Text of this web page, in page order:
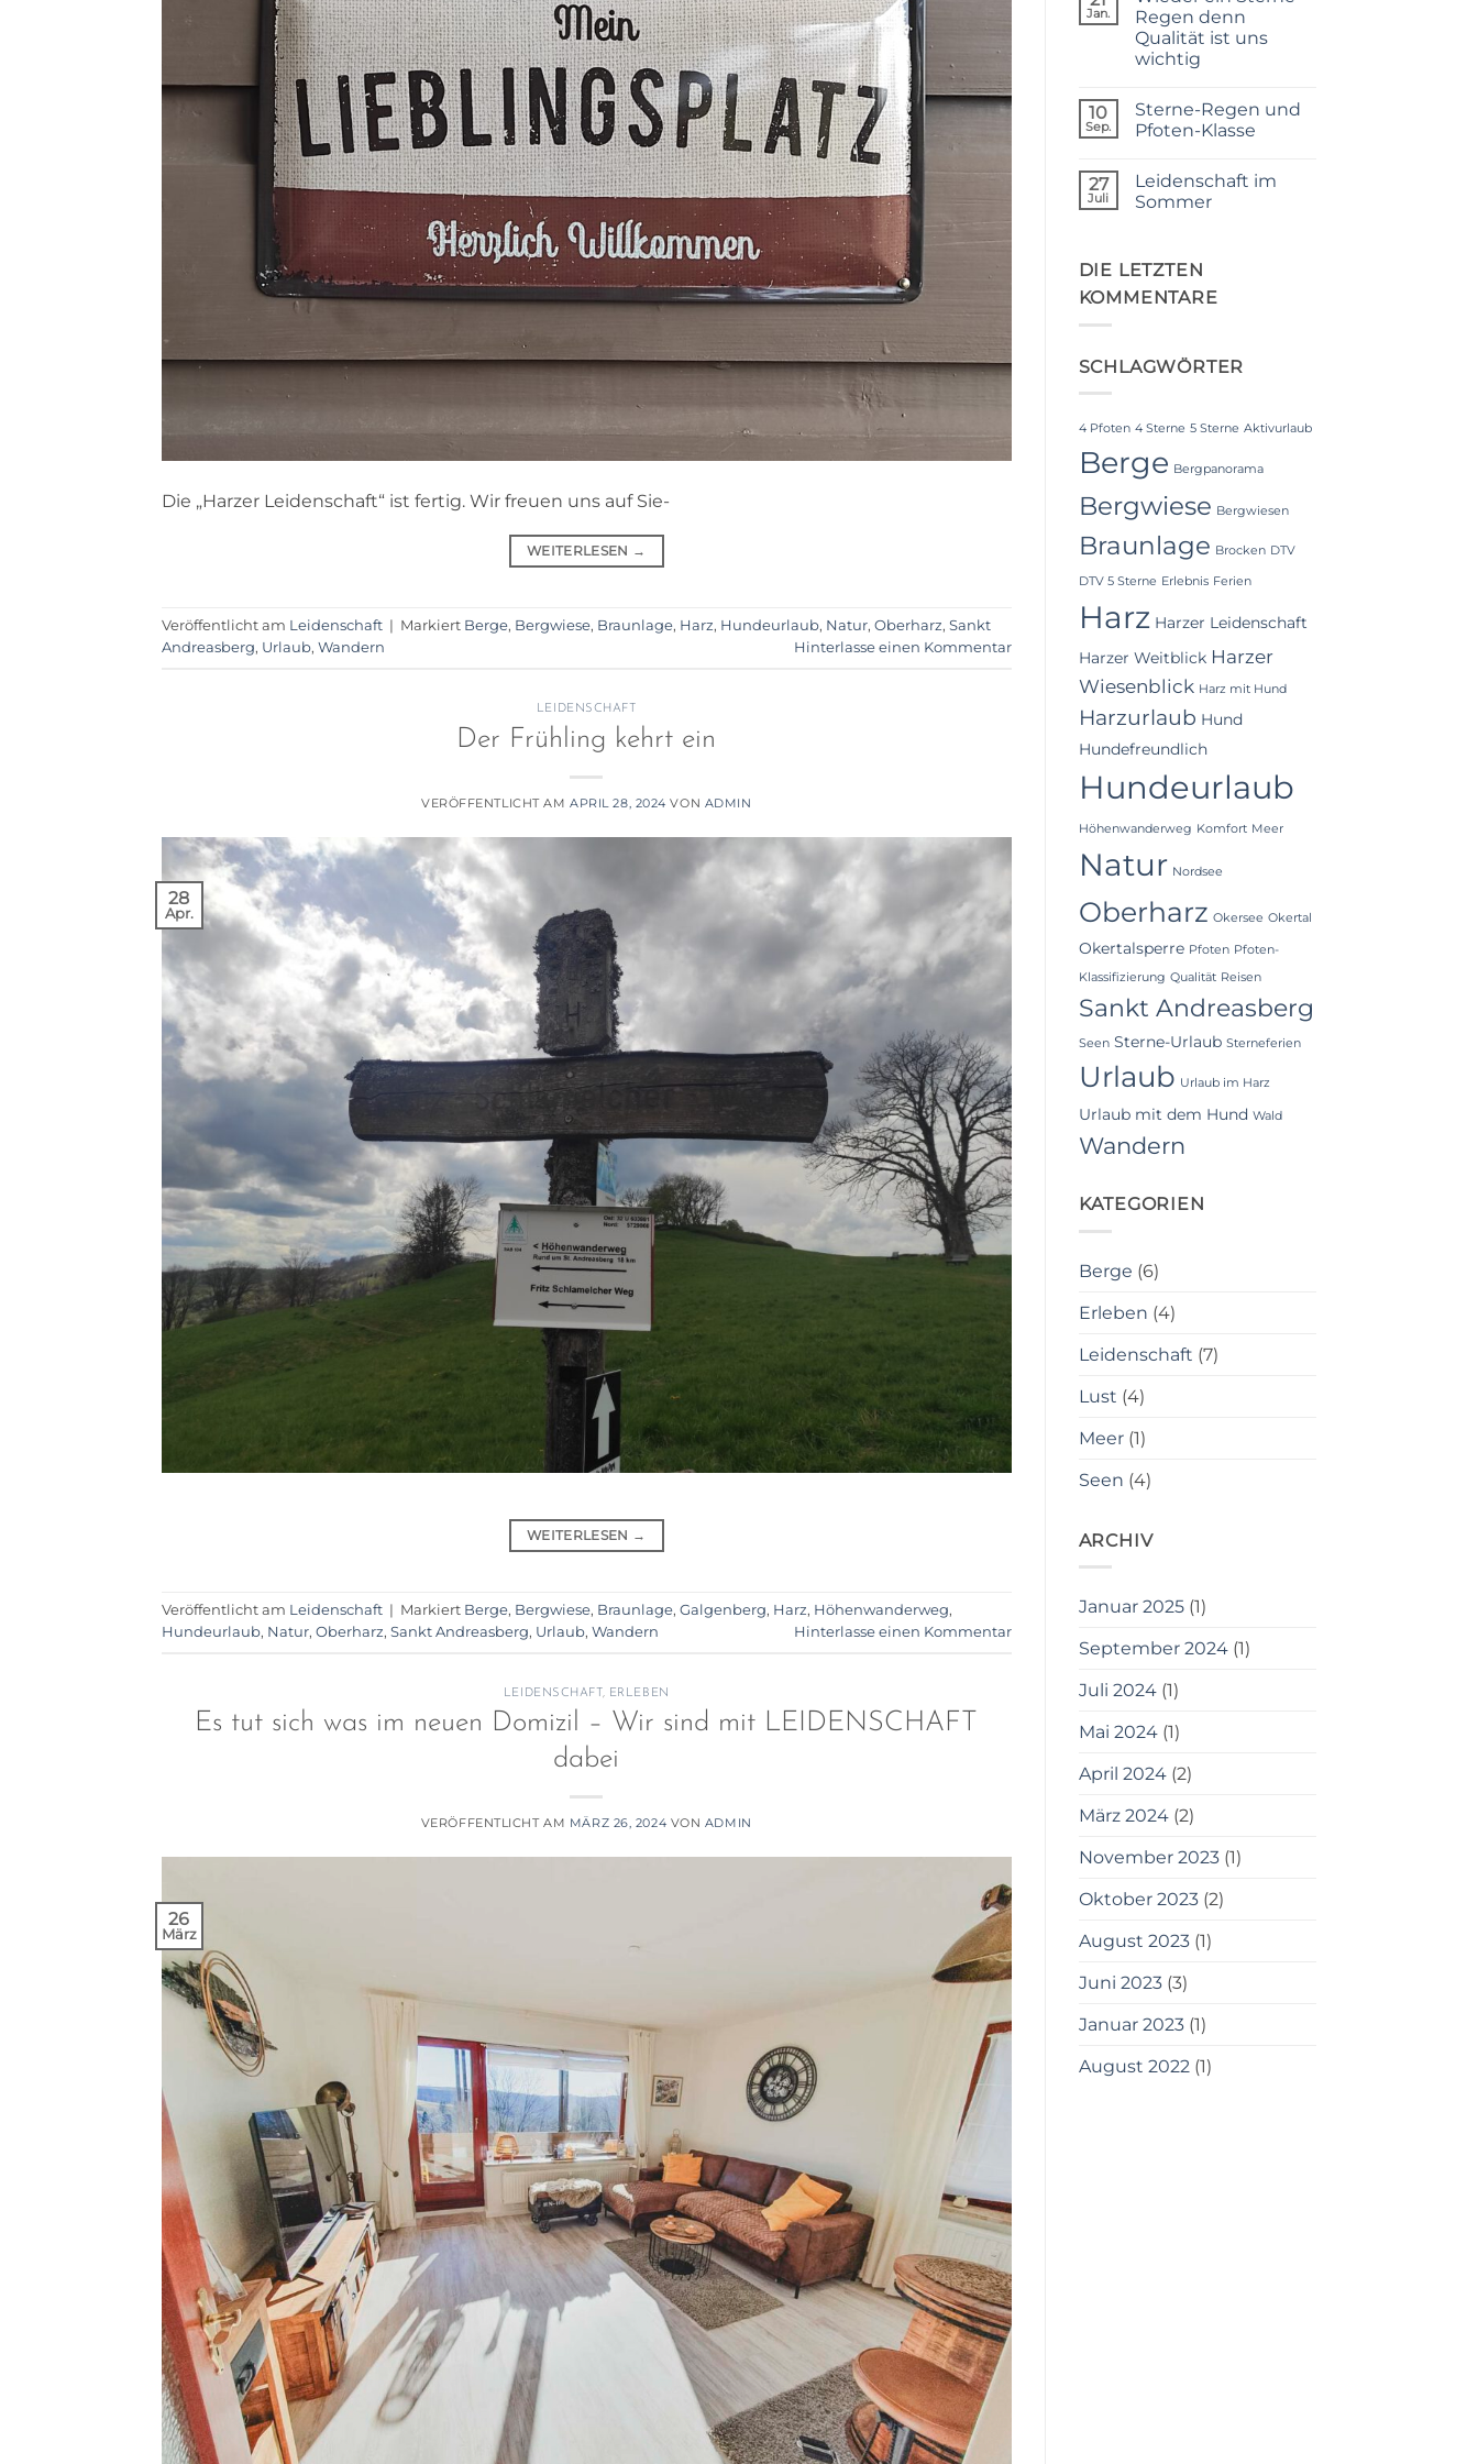
Die „Harzer Leidenschaft“ ist fertig. Wir freuen uns auf Sie-
WEITERLESEN →
Veröffentlicht am Leidenschaft | Markiert Berge, Bergwiese, Braunlage, Harz, Hundeurlaub, Natur, Oberharz, Sankt
Andreasberg, Urlaub, Wandern Hinterlasse einen Kommentar
LEIDENSCHAFT
Der Frühling kehrt ein
VERÖFFENTLICHT AMAPRIL 28, 2024 VON ADMIN
28
Apr.
WEITERLESEN →
Veröffentlicht am Leidenschaft | Markiert Berge, Bergwiese, Braunlage, Galgenberg, Harz, Höhenwanderweg,
Hundeurlaub, Natur, Oberharz, Sankt Andreasberg, Urlaub, Wandern Hinterlasse einen Kommentar
LEIDENSCHAFT , ERLEBEN
Es tut sich was im neuen Domizil – Wir sind mit LEIDENSCHAFT
dabei
VERÖFFENTLICHT AM MÄRZ 26, 2024 VON ADMIN
26
März
Jan.
Regen denn
Qualität ist uns
wichtig
zu
Wieder
ein
denn
Qualität
ist
10
Sep.
Sterne-Regen und
Pfoten-Klasse
zu
Sterne-
Regen
27
Juli
Leidenschaft im
Sommer
Leidenschaft
im
Sommer
DIE LETZTEN
KOMMENTARE
SCHLAGWÖRTER
4 Pfoten 4 Sterne 5 Sterne Aktivurlaub
Berge Bergpanorama
Bergwiese Bergwiesen
Braunlage Brocken DTV
DTV 5 Sterne Erlebnis Ferien
Harz Harzer Leidenschaft
Harzer Weitblick Harzer
Wiesenblick Harz mit Hund
Harzurlaub Hund
Hundefreundlich
Hundeurlaub
Höhenwanderweg Komfort Meer
Natur Nordsee
Oberharz Okersee Okertal
Okertalsperre Pfoten Pfoten-
Klassifizierung Qualität Reisen
Sankt Andreasberg
Seen Sterne-Urlaub Sterneferien
Urlaub Urlaub im Harz
Urlaub mit dem Hund Wald
Wandern
KATEGORIEN
Berge (6)
Erleben (4)
Leidenschaft (7)
Lust (4)
Meer(1)
Seen (4)
ARCHIV
Januar 2025(1)
September 2024(1)
Juli 2024(1)
Mai 2024(1)
April 2024(2)
März 2024(2)
November 2023(1)
Oktober 2023(2)
August 2023(1)
Juni 2023(3)
Januar 2023(1)
August 2022(1)